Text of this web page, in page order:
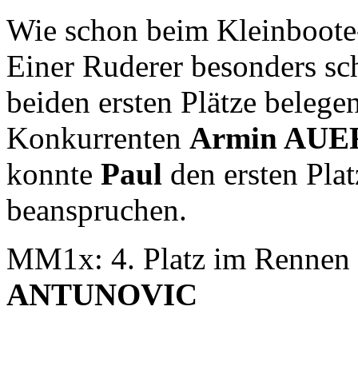
Wie schon beim
Einer Ruderer besonders
beiden ersten Plätze
Konkurrenten Armin
konnte Paul den ersten
beanspruchen.
MM1x: 4. Platz im
ANTUNOVIC